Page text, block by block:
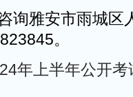
询雅安市雨城区
。
年上半年公开